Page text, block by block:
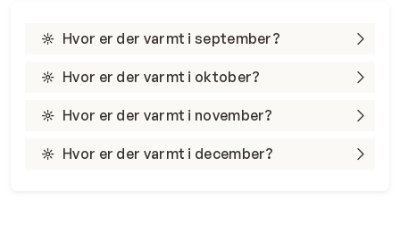
Hvor er der varmt i september?
Hvor er der varmt i oktober?
Hvor er der varmt i november?
Hvor er der varmt i december?